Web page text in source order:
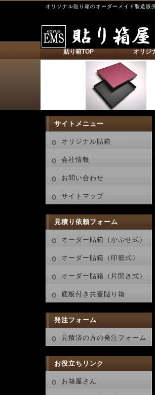
オリジナル貼り箱のオーダーメイド製造販
貼り箱TOP オリジ
サイトメニュー
オリジナル貼箱
会社情報
お問い合わせ
サイトマップ
見積り依頼フォーム
オーダー貼箱（かぶせ式）
オーダー貼箱（印籠式）
オーダー貼箱（片開き式）
底板付き共蓋貼り箱
発注フォーム
見積済の方の発注フォーム
お役立ちリンク
お箱屋さん